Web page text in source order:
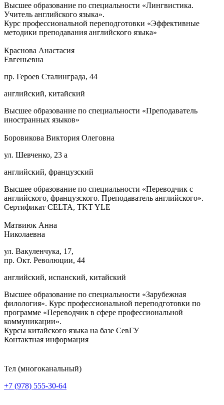
Высшее образование по специальности «Лингвистика.
Учитель английского языка».
Курс профессиональной переподготовки «Эффективные
методики преподавания английского языка»
Краснова Анастасия
Евгеньевна
пр. Героев Сталинграда, 44
английский, китайский
Высшее образование по специальности «Преподаватель
иностранных языков»
Боровикова Виктория Олеговна
ул. Шевченко, 23 а
английский, французский
Высшее образование по специальности «Переводчик с
английского, французского. Преподаватель английского».
Сертификат CELTA, TKT YLE
Матвиюк Анна
Николаевна
ул. Вакуленчука, 17,
пр. Окт. Революции, 44
английский, испанский, китайский
Высшее образование по специальности «Зарубежная
филология». Курс профессиональной переподготовки по
программе «Переводчик в сфере профессиональной
коммуникации».
Курсы китайского языка на базе СевГУ
Контактная информация
Тел (многоканальный)
+7 (978) 555-30-64